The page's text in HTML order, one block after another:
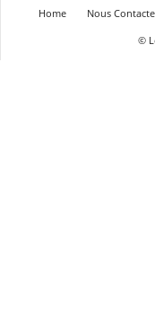
Home Nous
©